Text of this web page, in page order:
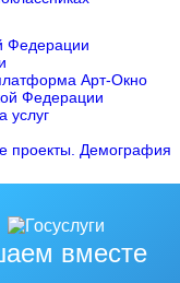
вместе